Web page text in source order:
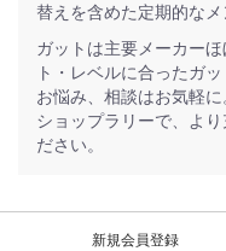
替えを含めた定期的なメ
ガットは主要メーカー
ト・レベルに合ったガ
お悩み、相談はお気軽
ショップラリーで、よ
ださい。
新規会員登録